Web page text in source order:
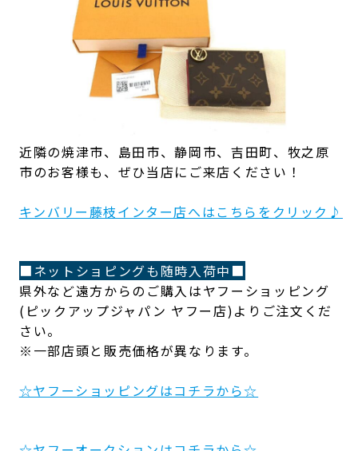
近隣の焼津市、島田市、静岡市、吉田町、牧之原
市のお客様も、ぜひ当店にご来店ください！
キンバリー藤枝インター店へはこちらをクリック♪
■ネットショピングも随時入荷中■
県外など遠方からのご購入はヤフーショッピング
(ピックアップジャパン ヤフー店)よりご注文くだ
さい。
※一部店頭と販売価格が異なります。
☆ヤフーショッピングはコチラから☆